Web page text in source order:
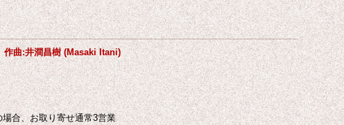
曲:井澗昌樹 (Masaki Itani)
合、お取り寄せ通常3営業